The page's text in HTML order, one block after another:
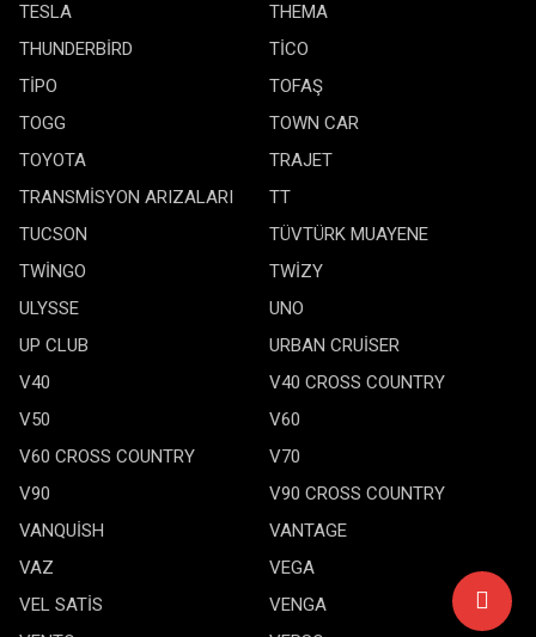
TESLA
THEMA
THUNDERBİRD
TİCO
TİPO
TOFAŞ
TOGG
TOWN CAR
TOYOTA
TRAJET
TRANSMİSYON ARIZALARI
TT
TUCSON
TÜVTÜRK MUAYENE
TWİNGO
TWİZY
ULYSSE
UNO
UP CLUB
URBAN CRUİSER
V40
V40 CROSS COUNTRY
V50
V60
V60 CROSS COUNTRY
V70
V90
V90 CROSS COUNTRY
VANQUİSH
VANTAGE
VAZ
VEGA
VEL SATİS
VENGA